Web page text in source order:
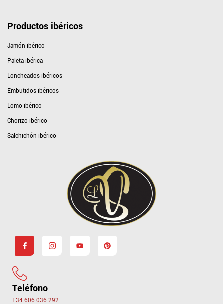
Productos ibéricos
Jamón ibérico
Paleta ibérica
Loncheados ibéricos
Embutidos ibéricos
Lomo ibérico
Chorizo ibérico
Salchichón ibérico
Teléfono
+34 606 036 292